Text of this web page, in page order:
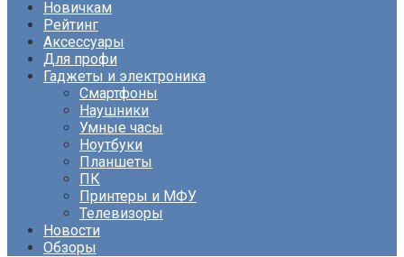
Новичкам
Рейтинг
Аксессуары
Для профи
Гаджеты и электроника
Смартфоны
Наушники
Умные часы
Ноутбуки
Планшеты
ПК
Принтеры и МФУ
Телевизоры
Новости
Обзоры